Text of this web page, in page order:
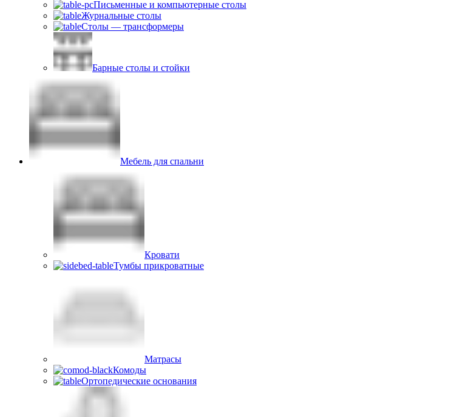
Письменные и компьютерные столы
Журнальные столы
Столы — трансформеры
Барные столы и стойки
Мебель для спальни
Кровати
Тумбы прикроватные
Матрасы
Комоды
Ортопедические основания